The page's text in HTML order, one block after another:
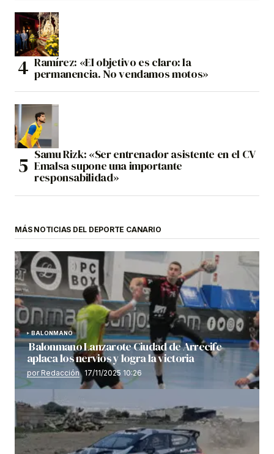
Ramírez: «El objetivo es claro: la
permanencia. No vendamos motos»
Samu Rizk: «Ser entrenador asistente en el CV
Emalsa supone una importante
responsabilidad»
MÁS NOTICIAS DEL DEPORTE CANARIO
BALONMANO
Balonmano Lanzarote Ciudad de Arrecife
aplaca los nervios y logra la victoria
por Redacción 17/11/2025 10:26